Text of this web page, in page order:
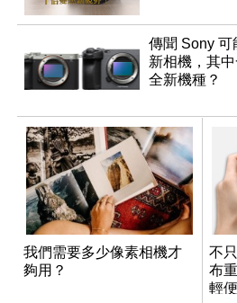
傳聞 Sony 可
新相機，其
全新機種？
我們需要多少像素相機才
夠用？
不
布
輕